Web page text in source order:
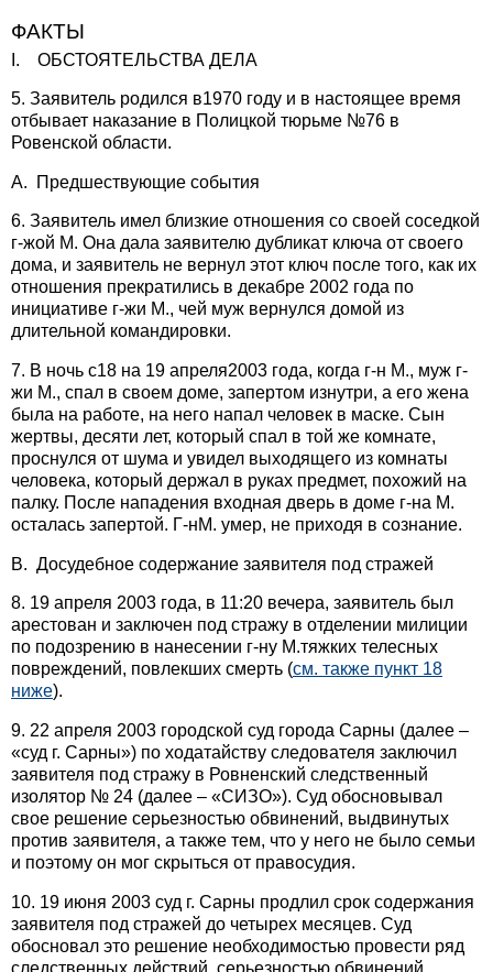
ФАКТЫ
I. ОБСТОЯТЕЛЬСТВА ДЕЛА
5. Заявитель родился в1970 году и в настоящее время
отбывает наказание в Полицкой тюрьме №76 в
Ровенской области.
A. Предшествующие события
6. Заявитель имел близкие отношения со своей соседкой
г-жой М. Она дала заявителю дубликат ключа от своего
дома, и заявитель не вернул этот ключ после того, как их
отношения прекратились в декабре 2002 года по
инициативе г-жи М., чей муж вернулся домой из
длительной командировки.
7. В ночь с18 на 19 апреля2003 года, когда г-н М., муж г-
жи М., спал в своем доме, запертом изнутри, а его жена
была на работе, на него напал человек в маске. Сын
жертвы, десяти лет, который спал в той же комнате,
проснулся от шума и увидел выходящего из комнаты
человека, который держал в руках предмет, похожий на
палку. После нападения входная дверь в доме г-на М.
осталась запертой. Г-нМ. умер, не приходя в сознание.
B. Досудебное содержание заявителя под стражей
8. 19 апреля 2003 года, в 11:20 вечера, заявитель был
арестован и заключен под стражу в отделении милиции
по подозрению в нанесении г-ну М.тяжких телесных
повреждений, повлекших смерть (см. также пункт 18
ниже).
9. 22 апреля 2003 городской суд города Сарны (далее –
«суд г. Сарны») по ходатайству следователя заключил
заявителя под стражу в Ровненский следственный
изолятор № 24 (далее – «СИЗО»). Суд обосновывал
свое решение серьезностью обвинений, выдвинутых
против заявителя, а также тем, что у него не было семьи
и поэтому он мог скрыться от правосудия.
10. 19 июня 2003 суд г. Сарны продлил срок содержания
заявителя под стражей до четырех месяцев. Суд
обосновал это решение необходимостью провести ряд
следственных действий, серьезностью обвинений,